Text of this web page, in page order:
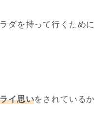
ダを持って行くために
イ思いをされているか